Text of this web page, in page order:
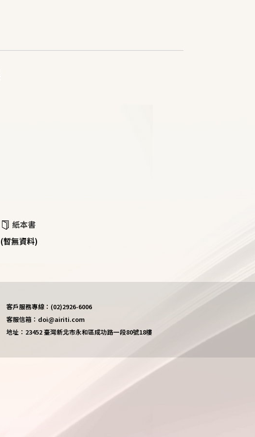
紙本書
(暫無資料)
客戶服務專線：(02)2926-6006
客服信箱：doi@airiti.com
地址：23452 臺灣新北市永和區成功路一段80號18樓